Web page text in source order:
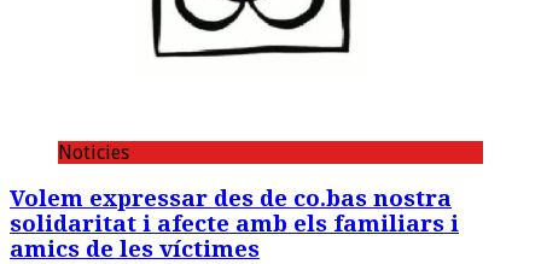
Noticies
Volem expressar des de co.bas nostra
solidaritat i afecte amb els familiars i
amics de les víctimes